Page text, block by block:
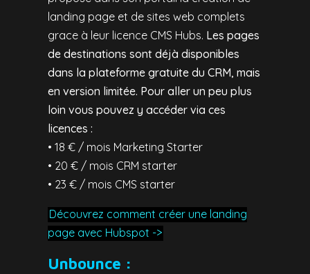
landing page et de sites web complets
grace à leur licence CMS Hubs. Les pages
de destinations sont déjà disponibles
dans la plateforme gratuite du CRM, mais
en version limitée. Pour aller un peu plus
loin vous pouvez y accéder via ces
licences :
• 18 € / mois Marketing Starter
• 20 € / mois CRM starter
• 23 € / mois CMS starter
Découvrez comment créer une landing
page avec Hubspot ->
Unbounce :